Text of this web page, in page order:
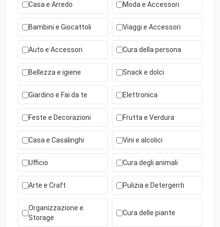
Casa e Arredo Moda e Accessori
Bambini e Giocattoli Viaggi e Accessori
Auto e Accessori Cura della persona
Bellezza e igiene Snack e dolci
Giardino e Fai da te Elettronica
Feste e Decorazioni Frutta e Verdura
Casa e Casalinghi Vini e alcolici
Ufficio Cura degli animali
Arte e Craft Pulizia e Detergenti
Organizzazione e
Storage
Cura delle piante